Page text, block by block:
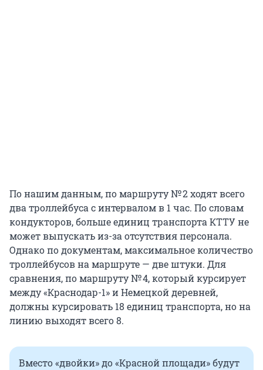
По нашим данным, по маршруту № 2 ходят всего
два троллейбуса с интервалом в 1 час. По словам
кондукторов, больше единиц транспорта КТТУ не
может выпускать из-за отсутствия персонала.
Однако по документам, максимальное количество
троллейбусов на маршруте — две штуки. Для
сравнения, по маршруту № 4, который курсирует
между «Краснодар-1» и Немецкой деревней,
должны курсировать 18 единиц транспорта, но на
линию выходят всего 8.
Вместо «двойки» до «Красной площади» будут